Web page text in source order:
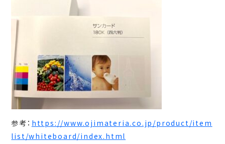
参考： https://www.ojimateria.co.jp/product/item
list/whiteboard/index.html